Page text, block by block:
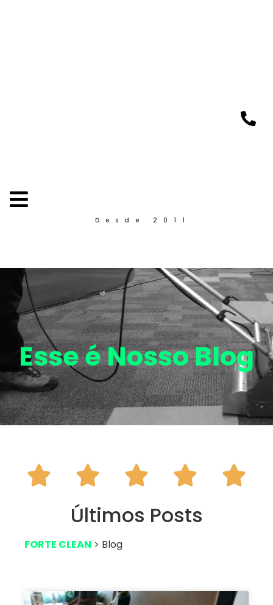
Desde 2011
Esse é NossoBlog
    
Últimos Posts
FORTE CLEAN > Blog